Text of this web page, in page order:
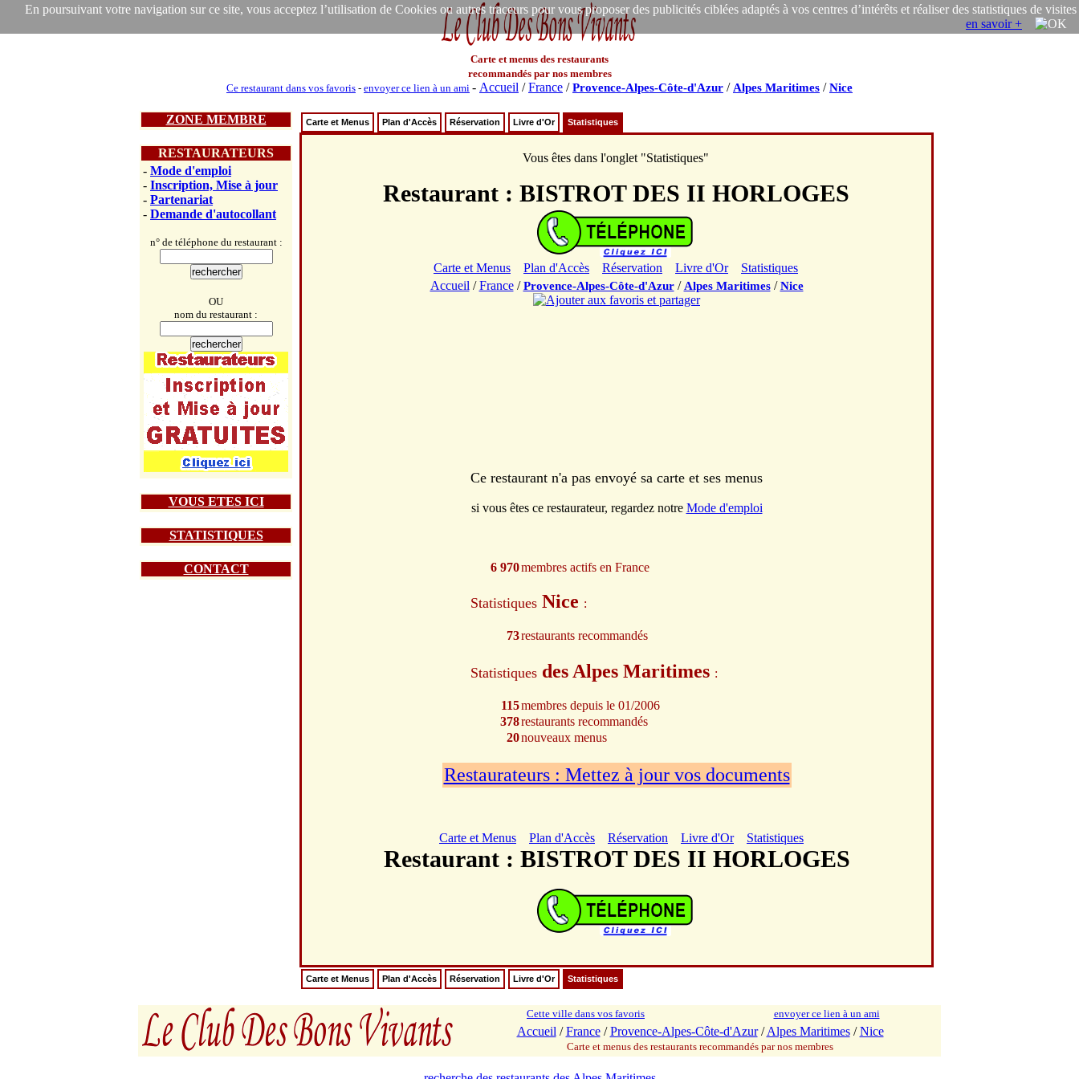
En poursuivant votre navigation sur ce site, vous acceptez l’utilisation de Cookies ou autres traceurs pour vous proposer des publicités ciblées adaptés à vos centres d’intérêts et réaliser des statistiques de visites
en savoir +
Carte et menus des restaurants
recommandés par nos membres
Ce restaurant dans vos favoris - envoyer ce lien à un ami - Accueil /France /Provence-Alpes-Côte-d'Azur / Alpes Maritimes /Nice
ZONE MEMBRE
RESTAURATEURS
- Mode d'emploi
- Inscription, Mise à jour
- Partenariat
- Demande d'autocollant
n° de téléphone du restaurant :
OU
nom du restaurant :
VOUS ETES ICI
STATISTIQUES
CONTACT
Carte et Menus Plan d'Accès Réservation Livre d'Or Statistiques
Vous êtes dans l'onglet "Statistiques"
Restaurant : BISTROT DES II HORLOGES
Carte et Menus Plan d'Accès Réservation Livre d'Or
Statistiques
Accueil /France/Provence-Alpes-Côte-d'Azur/ Alpes Maritimes/Nice
Ce restaurant n'a pas envoyé sa carte et ses menus
si vous êtes ce restaurateur, regardez notre Mode d'emploi
6 970membres actifs en France
Statistiques Nice :
73restaurants recommandés
Statistiques des Alpes Maritimes :
115membres depuis le 01/2006
378restaurants recommandés
20nouveaux menus
Restaurateurs : Mettez à jour vos documents
Carte et Menus Plan d'Accès Réservation Livre d'Or Statistiques
Restaurant : BISTROT DES II HORLOGES
Carte et Menus Plan d'Accès Réservation Livre d'Or Statistiques
Cette ville dans vos favoris envoyer ce lien à un ami
Accueil /France/Provence-Alpes-Côte-d'Azur/Alpes Maritimes/Nice
Carte et menus des restaurants recommandés par nos membres